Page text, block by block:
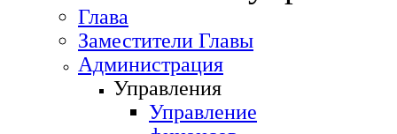
Глава
Заместители Главы
Администрация
Управления
Управление